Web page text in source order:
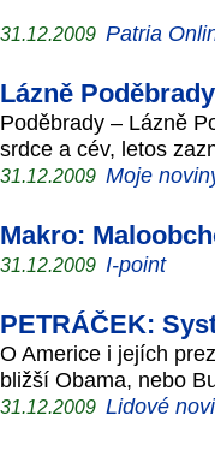
31.12.2009 Patria
Lázně
Poděbrady – Lázně
srdce a cév, letos
31.12.2009 Moje
Makro:
31.12.2009 I-point
PETRÁČEK:
O Americe i jejích
bližší Obama, nebo
31.12.2009 Lidové